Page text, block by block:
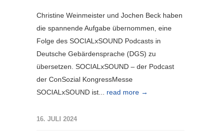
Christine Weinmeister und Jochen Beck haben
die spannende Aufgabe übernommen, eine
Folge des SOCIALxSOUND Podcasts in
Deutsche Gebärdensprache (DGS) zu
übersetzen. SOCIALxSOUND – der Podcast
der ConSozial KongressMesse
SOCIALxSOUND ist... read more →
16. JULI 2024